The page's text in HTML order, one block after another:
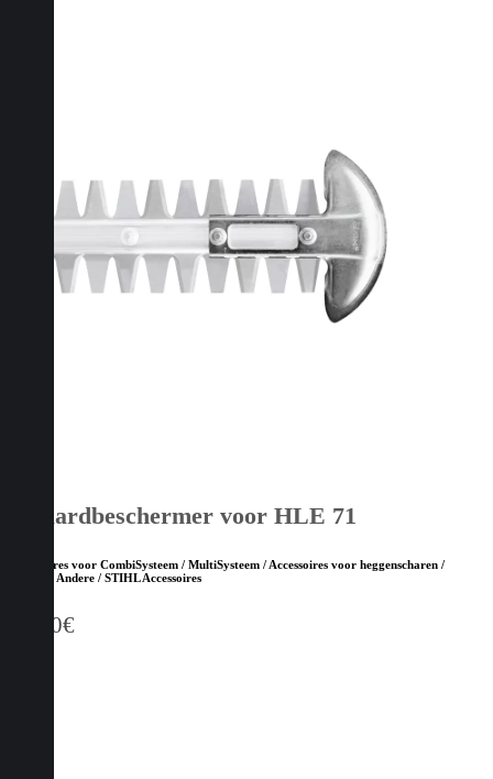
Zwaardbeschermer voor HLE 71
Accessoires voor CombiSysteem / MultiSysteem / Accessoires voor heggenscharen /
Andere / Andere / STIHL Accessoires
11,20€